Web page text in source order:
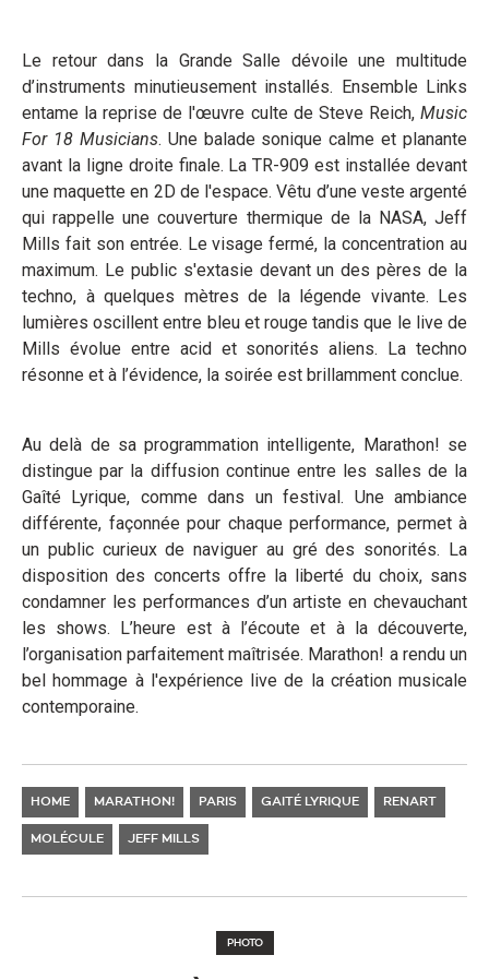
Le retour dans la Grande Salle dévoile une multitude
d’instruments minutieusement installés. Ensemble Links
entame la reprise de l'œuvre culte de Steve Reich, Music
For 18 Musicians. Une balade sonique calme et planante
avant la ligne droite finale. La TR-909 est installée devant
une maquette en 2D de l'espace. Vêtu d’une veste argenté
qui rappelle une couverture thermique de la NASA, Jeff
Mills fait son entrée. Le visage fermé, la concentration au
maximum. Le public s'extasie devant un des pères de la
techno, à quelques mètres de la légende vivante. Les
lumières oscillent entre bleu et rouge tandis que le live de
Mills évolue entre acid et sonorités aliens. La techno
résonne et à l’évidence, la soirée est brillamment conclue.
Au delà de sa programmation intelligente, Marathon! se
distingue par la diffusion continue entre les salles de la
Gaîté Lyrique, comme dans un festival. Une ambiance
différente, façonnée pour chaque performance, permet à
un public curieux de naviguer au gré des sonorités. La
disposition des concerts offre la liberté du choix, sans
condamner les performances d’un artiste en chevauchant
les shows. L’heure est à l’écoute et à la découverte,
l’organisation parfaitement maîtrisée. Marathon! a rendu un
bel hommage à l'expérience live de la création musicale
contemporaine.
HOME MARATHON! PARIS GAITÉ LYRIQUE RENART
MOLÉCULE JEFF MILLS
PHOTO